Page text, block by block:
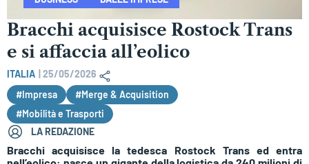
Bracchi acquisisce Rostock Trans
e si affaccia all’eolico
ITALIA
25/05/2026
#Impresa
#Merge & Acquisition
#Mobilità e Trasporti
LA REDAZIONE
Bracchi acquisisce la tedesca Rostock Trans ed entra